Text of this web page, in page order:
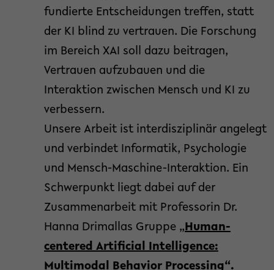
fundierte Entscheidungen treffen, statt
der KI blind zu vertrauen. Die Forschung
im Bereich XAI soll dazu beitragen,
Vertrauen aufzubauen und die
Interaktion zwischen Mensch und KI zu
verbessern.
Unsere Arbeit ist interdisziplinär angelegt
und verbindet Informatik, Psychologie
und Mensch-Maschine-Interaktion. Ein
Schwerpunkt liegt dabei auf der
Zusammenarbeit mit Professorin Dr.
Hanna Drimallas Gruppe „ Human-
centered Artificial Intelligence:
Multimodal Behavior Processing“.